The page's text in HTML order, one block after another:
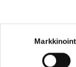
tulevalle